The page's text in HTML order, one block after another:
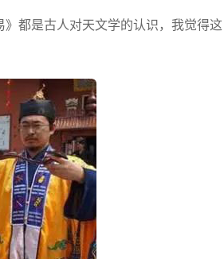
都是古人对天文学的认识，我觉得这